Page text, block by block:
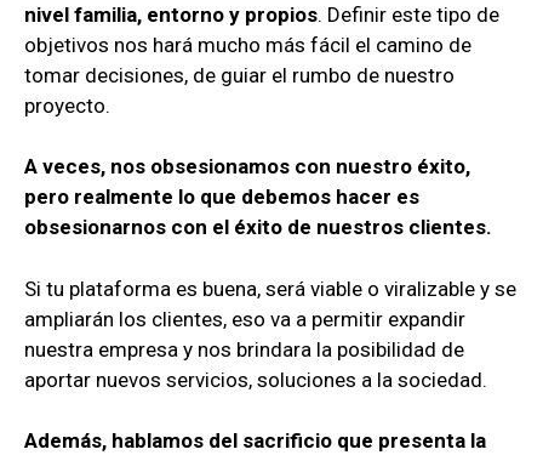
nivel familia, entorno y propios. Definir este tipo de
objetivos nos hará mucho más fácil el camino de
tomar decisiones, de guiar el rumbo de nuestro
proyecto.
A veces, nos obsesionamos con nuestro éxito,
pero realmente lo que debemos hacer es
obsesionarnos con el éxito de nuestros clientes.
Si tu plataforma es buena, será viable o viralizable y se
ampliarán los clientes, eso va a permitir expandir
nuestra empresa y nos brindara la posibilidad de
aportar nuevos servicios, soluciones a la sociedad.
Además, hablamos del sacrificio que presenta la